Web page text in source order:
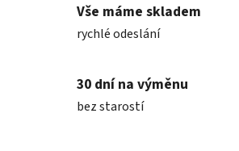
Vše máme skladem
rychlé odeslání
30 dní na výměnu
bez starostí